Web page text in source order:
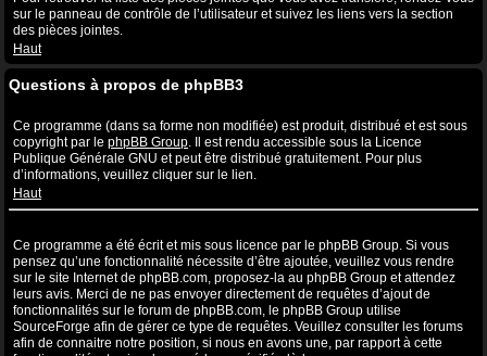
sur le panneau de contrôle de l’utilisateur et suivez les liens vers la section
des pièces jointes.
Haut
Questions à propos de phpBB3
Ce programme (dans sa forme non modifiée) est produit, distribué et est sous
copyright par le phpBB Group. Il est rendu accessible sous la Licence
Publique Générale GNU et peut être distribué gratuitement. Pour plus
d’informations, veuillez cliquer sur le lien.
Haut
Ce programme a été écrit et mis sous licence par le phpBB Group. Si vous
pensez qu’une fonctionnalité nécessite d’être ajoutée, veuillez vous rendre
sur le site Internet de phpBB.com, proposez-la au phpBB Group et attendez
leurs avis. Merci de ne pas envoyer directement de requêtes d’ajout de
fonctionnalités sur le forum de phpBB.com, le phpBB Group utilise
SourceForge afin de gérer ce type de requêtes. Veuillez consulter les forums
afin de connaitre notre position, si nous en avons une, par rapport à cette